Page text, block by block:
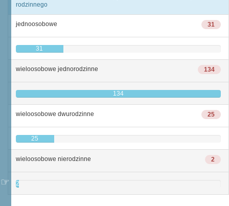
rodzinnego
31
jednoosobowe
31
134
wieloosobowe jednorodzinne
134
25
wieloosobowe dwurodzinne
25
2
wieloosobowe nierodzinne
2